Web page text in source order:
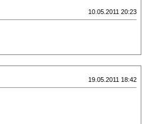
10.05.2011 20:23
19.05.2011 18:42